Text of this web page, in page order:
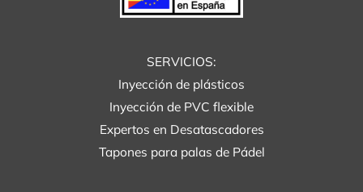
SERVICIOS:
Inyección de plásticos
Inyección de PVC flexible
Expertos en Desatascadores
Tapones para palas de Pádel